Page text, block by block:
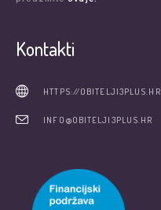
Kontakti
HTTPS://OBITELJI3PLUS.HR
INFO@OBITELJI3PLUS.HR